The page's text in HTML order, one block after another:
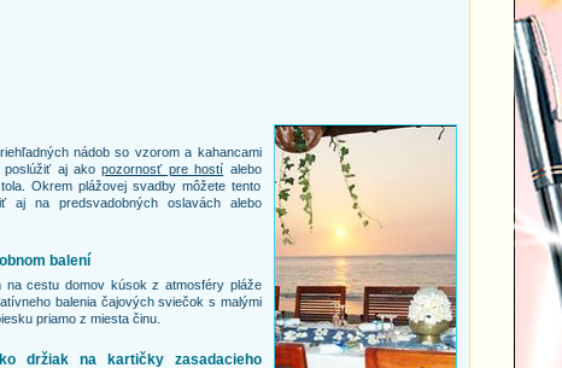
nádob so vzorom a kahancami
poslúžiť aj akopozornosť pre hostí alebo
Okrem plážovej svadby môžete tento
aj na predsvadobných oslavách alebo
balení
na cestu domov kúsok z atmosféry pláže
balenia čajových sviečok s malými
priamo z miesta činu.
držiak na kartičky zasadacieho